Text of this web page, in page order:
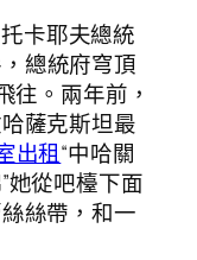
卡耶夫總統
總統府穹頂
往。兩年前，
薩克斯坦最
出租“中哈關
她從吧檯下面
絲帶，和一